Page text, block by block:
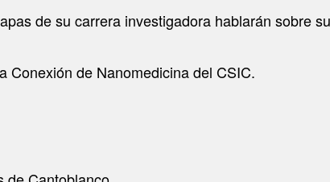
de su carrera investigadora hablarán sobre
Conexión de Nanomedicina del CSIC.